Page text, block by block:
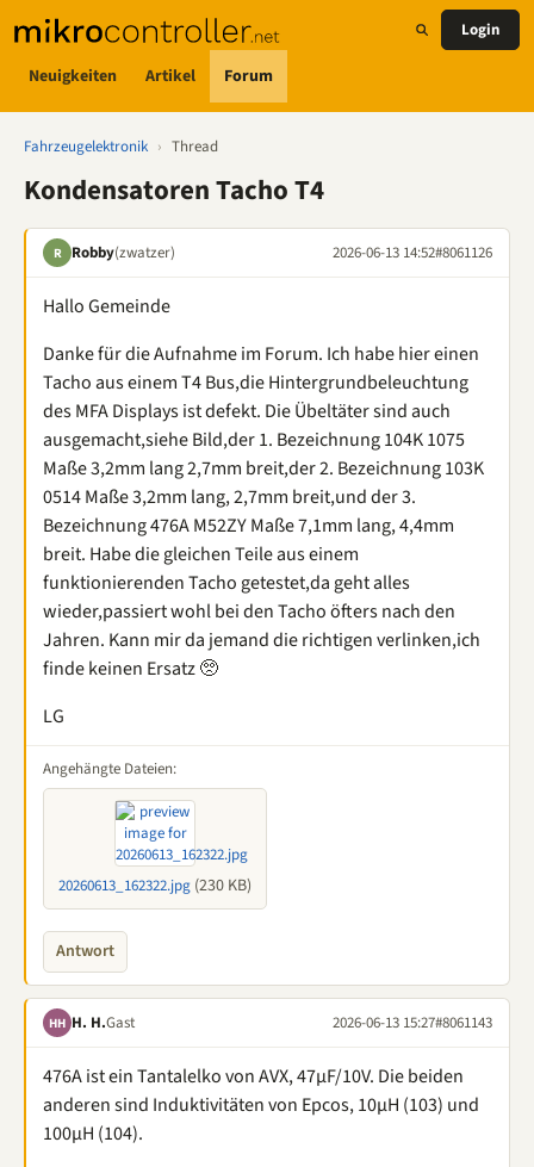
Neuigkeiten Artikel Forum
Login
Fahrzeugelektronik › Thread
Kondensatoren Tacho T4
R Robby(zwatzer) 2026-06-13 14:52#8061126
Hallo Gemeinde
Danke für die Aufnahme im Forum. Ich habe hier einen
Tacho aus einem T4 Bus,die Hintergrundbeleuchtung
des MFA Displays ist defekt. Die Übeltäter sind auch
ausgemacht,siehe Bild,der 1. Bezeichnung 104K 1075
Maße 3,2mm lang 2,7mm breit,der 2. Bezeichnung 103K
0514 Maße 3,2mm lang, 2,7mm breit,und der 3.
Bezeichnung 476A M52ZY Maße 7,1mm lang, 4,4mm
breit. Habe die gleichen Teile aus einem
funktionierenden Tacho getestet,da geht alles
wieder,passiert wohl bei den Tacho öfters nach den
Jahren. Kann mir da jemand die richtigen verlinken,ich
finde keinen Ersatz 🥺
LG
Angehängte Dateien:
20260613_162322.jpg (230 KB)
Antwort
HH H. H.Gast 2026-06-13 15:27#8061143
476A ist ein Tantalelko von AVX, 47µF/10V. Die beiden
anderen sind Induktivitäten von Epcos, 10µH (103) und
100µH (104).